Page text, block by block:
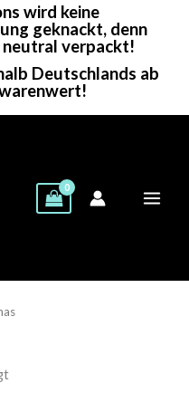
wird keine
geknackt, denn
neutral verpackt!
Deutschlands ab